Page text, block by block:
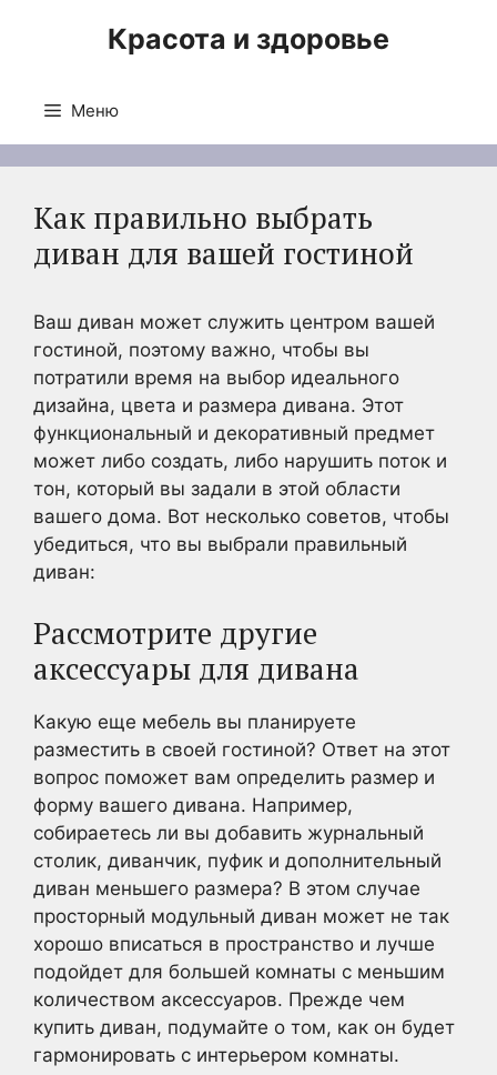
Красота и здоровье
Меню
Как правильно выбрать
диван для вашей гостиной
Ваш диван может служить центром вашей
гостиной, поэтому важно, чтобы вы
потратили время на выбор идеального
дизайна, цвета и размера дивана. Этот
функциональный и декоративный предмет
может либо создать, либо нарушить поток и
тон, который вы задали в этой области
вашего дома. Вот несколько советов, чтобы
убедиться, что вы выбрали правильный
диван:
Рассмотрите другие
аксессуары для дивана
Какую еще мебель вы планируете
разместить в своей гостиной? Ответ на этот
вопрос поможет вам определить размер и
форму вашего дивана. Например,
собираетесь ли вы добавить журнальный
столик, диванчик, пуфик и дополнительный
диван меньшего размера? В этом случае
просторный модульный диван может не так
хорошо вписаться в пространство и лучше
подойдет для большей комнаты с меньшим
количеством аксессуаров. Прежде чем
купить диван, подумайте о том, как он будет
гармонировать с интерьером комнаты.